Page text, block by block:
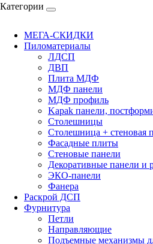
Категории
МЕГА-СКИДКИ
Пиломатериалы
ЛДСП
ДВП
Плита МДФ
МДФ панели
МДФ профиль
Kapak панели,
Столешницы
Столешница + стеновая
Фасадные плиты
Стеновые панели
Декоративные панели и
ЭКО-панели
Фанера
Раскрой ДСП
Фурнитура
Петли
Направляющие
Подъемные механизмы